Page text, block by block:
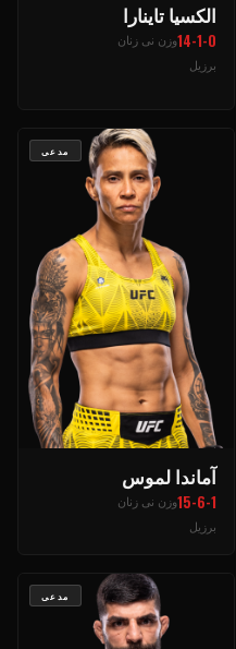
الکسیا تاینارا
14-1-0وزن نی زنان
برزیل
مدعی
آماندا لموس
15-6-1وزن نی زنان
برزیل
مدعی